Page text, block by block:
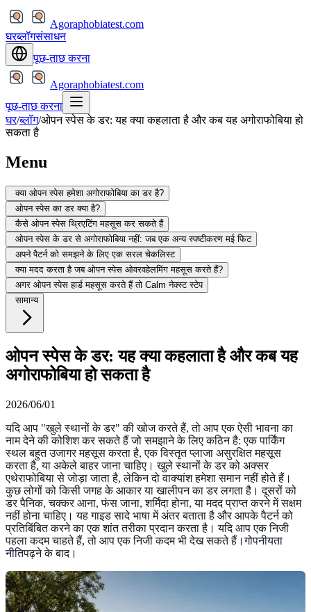
Agoraphobiatest.com
घरब्लॉगसंसाधन
पूछ-ताछ करना
Agoraphobiatest.com
पूछ-ताछ करना
घर/ब्लॉग/ओपन स्पेस के डर: यह क्या कहलाता है और कब यह अगोराफोबिया हो
सकता है
Menu
क्या ओपन स्पेस हमेशा अगोराफोबिया का डर है?
ओपन स्पेस का डर क्या है?
कैसे ओपन स्पेस थ्रिएटिंग महसूस कर सकते हैं
ओपन स्पेस के डर से अगोराफोबिया नहीं: जब एक अन्य स्पष्टीकरण मई फिट
अपने पैटर्न को समझने के लिए एक सरल चेकलिस्ट
क्या मदद करता है जब ओपन स्पेस ओवरवहेलमिंग महसूस करते हैं?
अगर ओपन स्पेस हार्ड महसूस करते हैं तो Calm नेक्स्ट स्टेप
सामान्य
ओपन स्पेस के डर: यह क्या कहलाता है और कब यह
अगोराफोबिया हो सकता है
2026/06/01
यदि आप "खुले स्थानों के डर" की खोज करते हैं, तो आप एक ऐसी भावना का
नाम देने की कोशिश कर सकते हैं जो समझाने के लिए कठिन है: एक पार्किंग
स्थल बहुत उजागर महसूस करता है, एक विस्तृत प्लाजा असुरक्षित महसूस
करता है, या अकेले बाहर जाना चाहिए। खुले स्थानों के डर को अक्सर
एथेराफोबिया से जोड़ा जाता है, लेकिन दो वाक्यांश हमेशा समान नहीं होते हैं।
कुछ लोगों को किसी जगह के आकार या खालीपन का डर लगता है। दूसरों को
डर पैनिक, चक्कर आना, फंस जाना, शर्मिंदा होना, या मदद प्राप्त करने में सक्षम
नहीं होना चाहिए। यह गाइड सादे भाषा में अंतर बताता है और आपके पैटर्न को
प्रतिबिंबित करने का एक शांत तरीका प्रदान करता है। यदि आप एक निजी
पहला कदम चाहते हैं, तो आप एक निजी कदम भी देख सकते हैं।गोपनीयता
नीतिपढ़ने के बाद।